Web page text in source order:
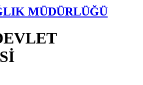
MÜDÜRLÜĞÜ